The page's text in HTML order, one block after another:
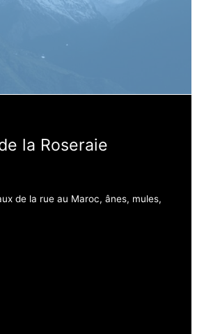
la Roseraie
de la rue au Maroc, ânes, mules,